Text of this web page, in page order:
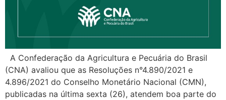
A Confederação da Agricultura e Pecuária do Brasil
(CNA) avaliou que as Resoluções n°4.890/2021 e
4.896/2021 do Conselho Monetário Nacional (CMN),
publicadas na última sexta (26), atendem boa parte do